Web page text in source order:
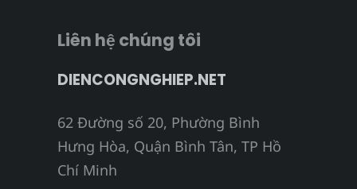
Liên hệ chúng tôi
DIENCONGNGHIEP.NET
62 Đường số 20, Phường Bình
Hưng Hòa, Quận Bình Tân, TP Hồ
Chí Minh